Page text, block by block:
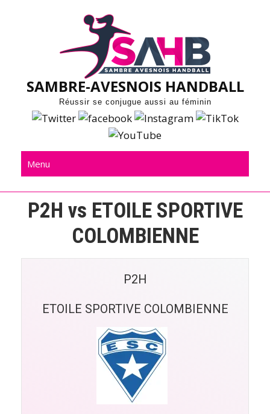
SAMBRE-AVESNOIS HANDBALL
Réussir se conjugue aussi au féminin
Menu
P2H vs ETOILE SPORTIVE
COLOMBIENNE
P2H
ETOILE SPORTIVE COLOMBIENNE